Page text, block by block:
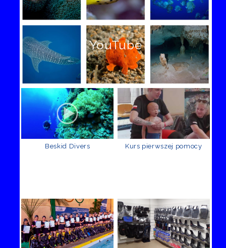
YouTube
Beskid Divers Kurs pierwszej pomocy